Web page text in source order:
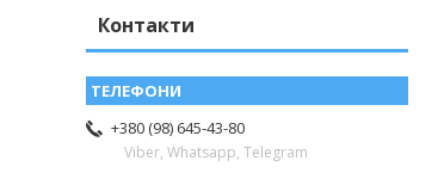
Контакти
+380 (98) 645-43-80
Viber, Whatsapp, Telegram